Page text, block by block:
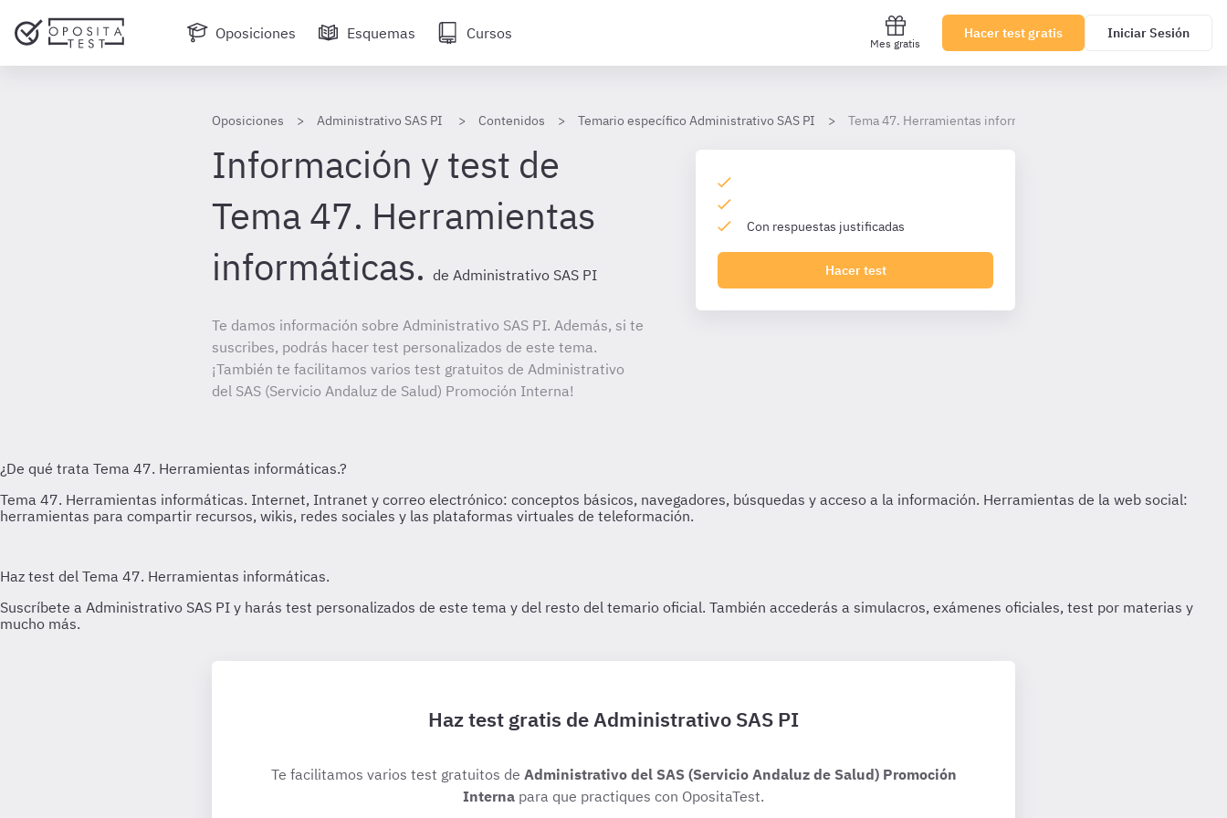
Oposiciones Esquemas Cursos
Mes gratis
Hacer test gratis Iniciar Sesión
Oposiciones Administrativo SAS PI Contenidos Temario específico Administrativo SAS PI Tema 47. Herramientas informáticas.
Información y test de
Tema 47. Herramientas
informáticas. de Administrativo SAS PI
Te damos información sobre Administrativo SAS PI. Además, si te
suscribes, podrás hacer test personalizados de este tema.
¡También te facilitamos varios test gratuitos de Administrativo
del SAS (Servicio Andaluz de Salud) Promoción Interna!
Con respuestas justificadas
Hacer test
Haz test gratis de Administrativo SAS PI
Te facilitamos varios test gratuitos de Administrativo del SAS (Servicio Andaluz de Salud) Promoción
Interna para que practiques con OpositaTest.